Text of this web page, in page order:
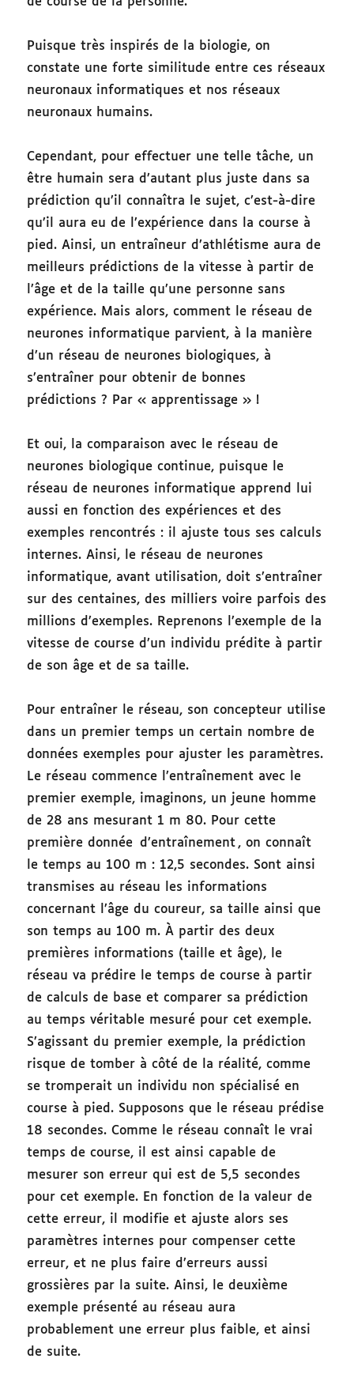
Puisque très inspirés de la biologie, on
constate une forte similitude entre ces réseaux
neuronaux informatiques et nos réseaux
neuronaux humains.
Cependant, pour effectuer une telle tâche, un
être humain sera d’autant plus juste dans sa
prédiction qu’il connaîtra le sujet, c’est-à-dire
qu’il aura eu de l’expérience dans la course à
pied. Ainsi, un entraîneur d’athlétisme aura de
meilleurs prédictions de la vitesse à partir de
l’âge et de la taille qu’une personne sans
expérience. Mais alors, comment le réseau de
neurones informatique parvient, à la manière
d’un réseau de neurones biologiques, à
s’entraîner pour obtenir de bonnes
prédictions ? Par « apprentissage » !
Et oui, la comparaison avec le réseau de
neurones biologique continue, puisque le
réseau de neurones informatique apprend lui
aussi en fonction des expériences et des
exemples rencontrés : il ajuste tous ses calculs
internes. Ainsi, le réseau de neurones
informatique, avant utilisation, doit s’entraîner
sur des centaines, des milliers voire parfois des
millions d’exemples. Reprenons l’exemple de la
vitesse de course d’un individu prédite à partir
de son âge et de sa taille.
Pour entraîner le réseau, son concepteur utilise
dans un premier temps un certain nombre de
données exemples pour ajuster les paramètres.
Le réseau commence l’entraînement avec le
premier exemple, imaginons, un jeune homme
de 28 ans mesurant 1 m 80. Pour cette
première donnée d’entraînement , on connaît
le temps au 100 m : 12,5 secondes. Sont ainsi
transmises au réseau les informations
concernant l’âge du coureur, sa taille ainsi que
son temps au 100 m. À partir des deux
premières informations (taille et âge), le
réseau va prédire le temps de course à partir
de calculs de base et comparer sa prédiction
au temps véritable mesuré pour cet exemple.
S’agissant du premier exemple, la prédiction
risque de tomber à côté de la réalité, comme
se tromperait un individu non spécialisé en
course à pied. Supposons que le réseau prédise
18 secondes. Comme le réseau connaît le vrai
temps de course, il est ainsi capable de
mesurer son erreur qui est de 5,5 secondes
pour cet exemple. En fonction de la valeur de
cette erreur, il modifie et ajuste alors ses
paramètres internes pour compenser cette
erreur, et ne plus faire d’erreurs aussi
grossières par la suite. Ainsi, le deuxième
exemple présenté au réseau aura
probablement une erreur plus faible, et ainsi
de suite.